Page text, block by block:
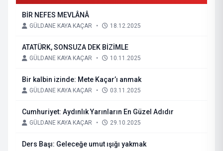
BİR NEFES MEVLÂNÂ
GÜLDANE KAYA KAÇAR • 18.12.2025
ATATÜRK, SONSUZA DEK BİZİMLE
GÜLDANE KAYA KAÇAR • 10.11.2025
Bir kalbin izinde: Mete Kaçar’ı anmak
GÜLDANE KAYA KAÇAR • 03.11.2025
Cumhuriyet: Aydınlık Yarınların En Güzel Adıdır
GÜLDANE KAYA KAÇAR • 29.10.2025
Ders Başı: Geleceğe umut ışığı yakmak